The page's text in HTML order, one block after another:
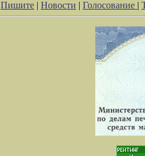
Пишите | Новости | Голосование |